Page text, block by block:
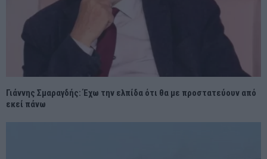
Γιάννης Σμαραγδής: Έχω την ελπίδα ότι θα με προστατεύουν από
εκεί πάνω